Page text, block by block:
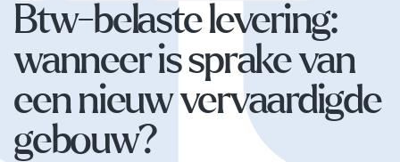
Btw-belaste levering:
wanneer is sprake van
een nieuw vervaardigde
gebouw?